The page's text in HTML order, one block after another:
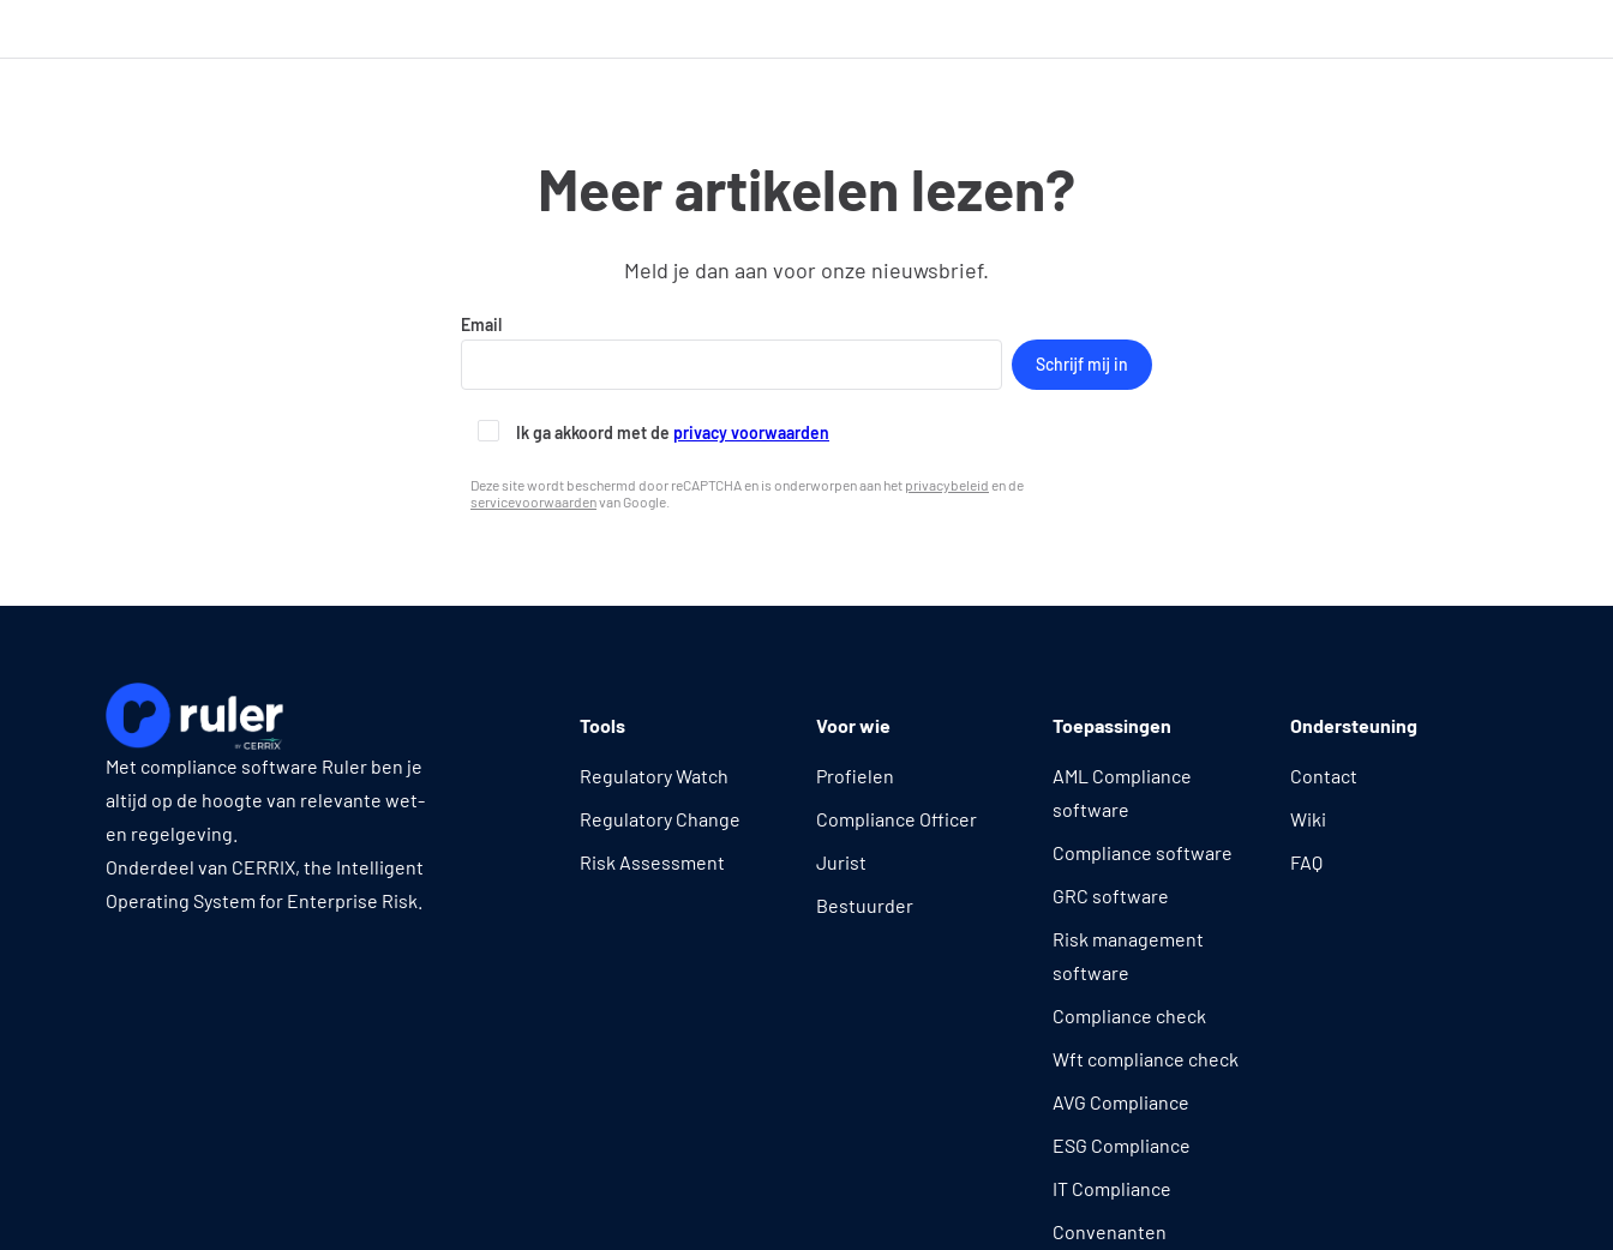
Meer artikelen lezen?
Meld je dan aan voor onze nieuwsbrief.
Email
Ik ga akkoord met de privacy voorwaarden
Deze site wordt beschermd door reCAPTCHA en is onderworpen aan het privacybeleid en de
servicevoorwaardenvan Google.
Met compliance software Ruler ben je
altijd op de hoogte van relevante wet-
en regelgeving.
Onderdeel van CERRIX, the Intelligent
Operating System for Enterprise Risk.
Tools
Regulatory Watch
Regulatory Change
Risk Assessment
Voor wie
Profielen
Compliance Officer
Jurist
Bestuurder
Toepassingen
AML Compliance
software
Compliance software
GRC software
Risk management
software
Compliance check
Wft compliance check
AVG Compliance
ESG Compliance
IT Compliance
Convenanten
Ondersteuning
Contact
Wiki
FAQ